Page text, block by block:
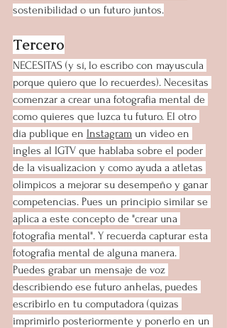
sostenibilidad o un futuro juntos.
Tercero
NECESITAS (y sí, lo escribo con mayuscula
porque quiero que lo recuerdes). Necesitas
comenzar a crear una fotografia mental de
como quieres que luzca tu futuro. El otro
día publique en Instagram un video en
ingles al IGTV que hablaba sobre el poder
de la visualizacion y como ayuda a atletas
olimpicos a mejorar su desempeño y ganar
competencias. Pues un principio similar se
aplica a este concepto de "crear una
fotografia mental". Y recuerda capturar esta
fotografia mental de alguna manera.
Puedes grabar un mensaje de voz
describiendo ese futuro anhelas, puedes
escribirlo en tu computadora (quizas
imprimirlo posteriormente y ponerlo en un